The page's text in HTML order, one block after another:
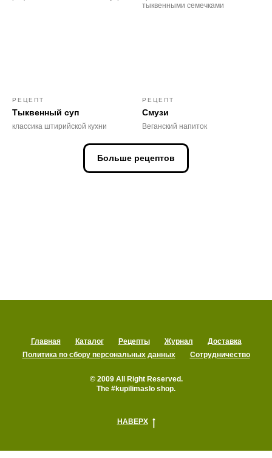
тыквенными семечками
РЕЦЕПТ
Тыквенный суп
классика штирийской кухни
РЕЦЕПТ
Смузи
Веганский напиток
Больше рецептов
Главная Каталог Рецепты Журнал
Доставка
Политика по сбору персональных данных
Сотрудничество
© 2009 All Right Reserved.
The #kupilimaslo shop.
НАВЕРХ